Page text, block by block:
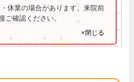
● ● ●
休業の場合があります。来院前
ご確認ください。
×閉じる